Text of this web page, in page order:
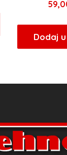
Dodaj